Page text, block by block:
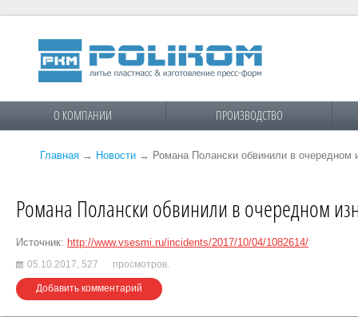
О КОМПАНИИ ПРОИЗВОДСТВО
Главная → Новости → Романа Полански обвинили в очередном
Романа Полански обвинили в очередном
Источник: http://www.vsesmi.ru/incidents/2017/10/04/1082614/
05.10.2017, 527 просмотров.
Добавить комментарий